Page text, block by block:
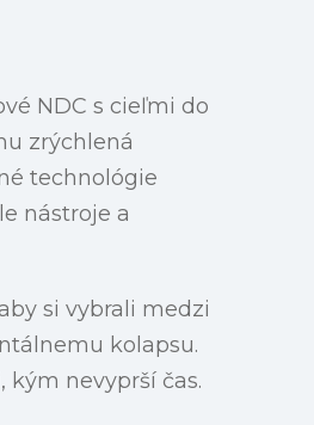
NDC s cieľmi do
zrýchlená
technológie
nástroje a
si vybrali medzi
kolapsu.
kým nevyprší čas.